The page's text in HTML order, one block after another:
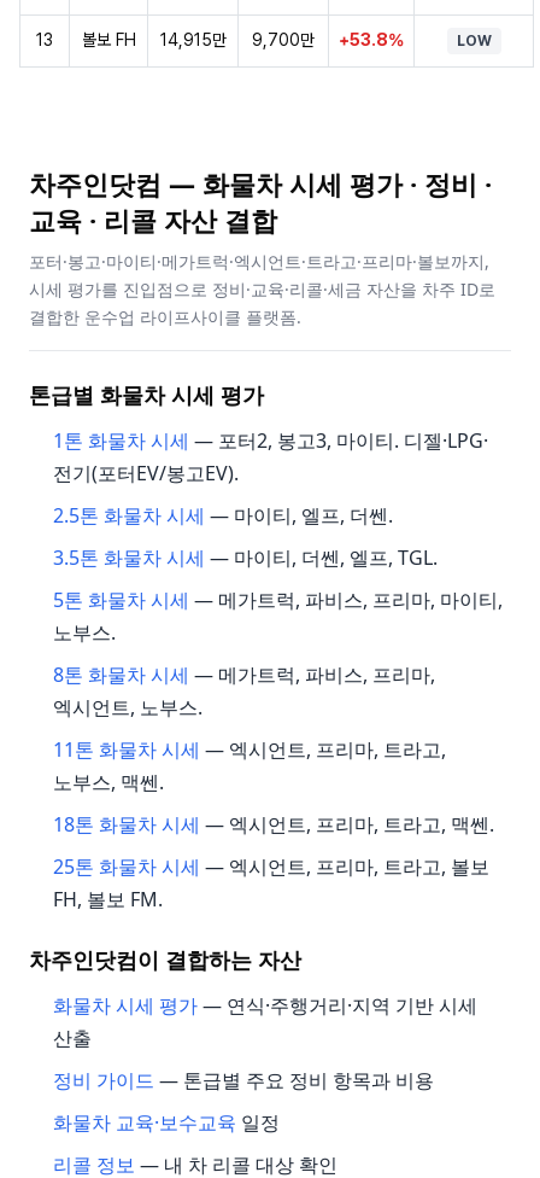
13 볼보 FH 14,915만 9,700만 +53.8% LOW
차주인닷컴 — 화물차 시세 평가 · 정비 ·
교육 · 리콜 자산 결합
포터·봉고·마이티·메가트럭·엑시언트·트라고·프리마·볼보까지,
시세 평가를 진입점으로 정비·교육·리콜·세금 자산을 차주 ID로
결합한 운수업 라이프사이클 플랫폼.
톤급별 화물차 시세 평가
1톤 화물차 시세 — 포터2, 봉고3, 마이티. 디젤·LPG·
전기(포터EV/봉고EV).
2.5톤 화물차 시세 — 마이티, 엘프, 더쎈.
3.5톤 화물차 시세 — 마이티, 더쎈, 엘프, TGL.
5톤 화물차 시세 — 메가트럭, 파비스, 프리마, 마이티,
노부스.
8톤 화물차 시세 — 메가트럭, 파비스, 프리마,
엑시언트, 노부스.
11톤 화물차 시세 — 엑시언트, 프리마, 트라고,
노부스, 맥쎈.
18톤 화물차 시세 — 엑시언트, 프리마, 트라고, 맥쎈.
25톤 화물차 시세 — 엑시언트, 프리마, 트라고, 볼보
FH, 볼보 FM.
차주인닷컴이 결합하는 자산
화물차 시세 평가— 연식·주행거리·지역 기반 시세
산출
정비 가이드 — 톤급별 주요 정비 항목과 비용
화물차 교육·보수교육 일정
리콜 정보 — 내 차 리콜 대상 확인